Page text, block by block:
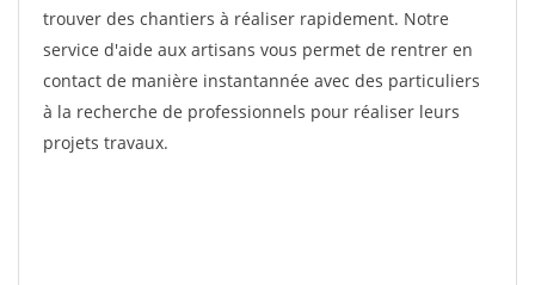
trouver des chantiers à réaliser rapidement. Notre
service d'aide aux artisans vous permet de rentrer en
contact de manière instantannée avec des particuliers
à la recherche de professionnels pour réaliser leurs
projets travaux.